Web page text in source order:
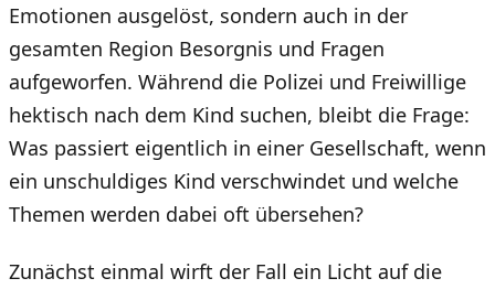
Emotionen ausgelöst, sondern auch in der
gesamten Region Besorgnis und Fragen
aufgeworfen. Während die Polizei und Freiwillige
hektisch nach dem Kind suchen, bleibt die Frage:
Was passiert eigentlich in einer Gesellschaft, wenn
ein unschuldiges Kind verschwindet und welche
Themen werden dabei oft übersehen?
Zunächst einmal wirft der Fall ein Licht auf die